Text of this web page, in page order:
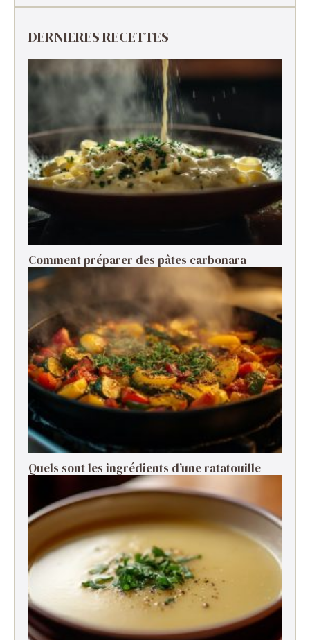
DERNIERES RECETTES
Comment préparer des pâtes carbonara ​
Quels sont les ingrédients d’une ratatouille ​